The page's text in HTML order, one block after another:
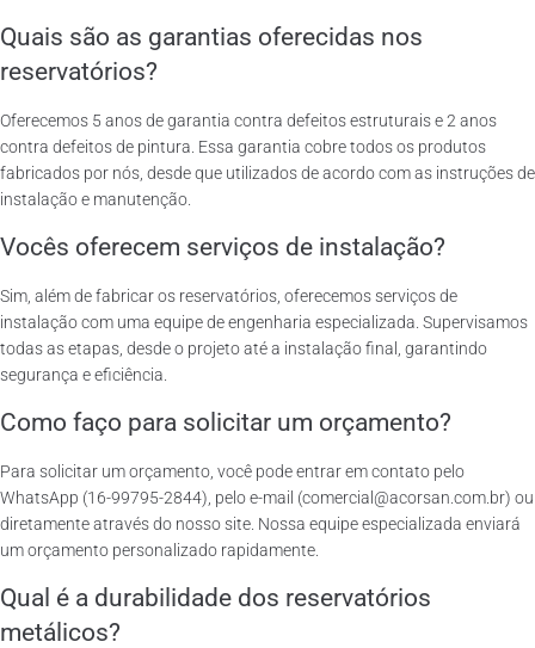
Quais são as garantias oferecidas nos
reservatórios?
Oferecemos 5 anos de garantia contra defeitos estruturais e 2 anos
contra defeitos de pintura. Essa garantia cobre todos os produtos
fabricados por nós, desde que utilizados de acordo com as instruções de
instalação e manutenção.
Vocês oferecem serviços de instalação?
Sim, além de fabricar os reservatórios, oferecemos serviços de
instalação com uma equipe de engenharia especializada. Supervisamos
todas as etapas, desde o projeto até a instalação final, garantindo
segurança e eficiência.
Como faço para solicitar um orçamento?
Para solicitar um orçamento, você pode entrar em contato pelo
WhatsApp (16-99795-2844), pelo e-mail (comercial@acorsan.com.br) ou
diretamente através do nosso site. Nossa equipe especializada enviará
um orçamento personalizado rapidamente.
Qual é a durabilidade dos reservatórios
metálicos?